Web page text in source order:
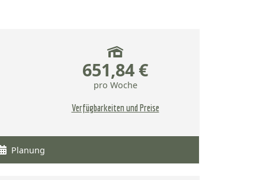
651,84 €
pro Woche
Verfügbarkeiten und Preise
Planung